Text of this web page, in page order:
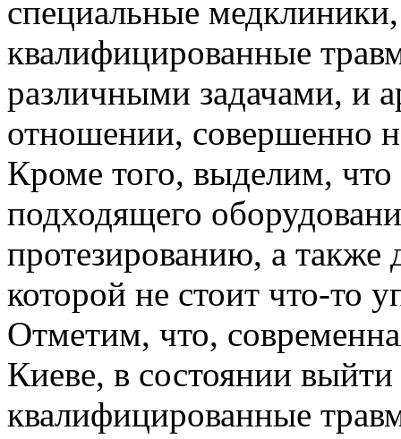
специальные
квалифицированные
различными задачами, и
отношении, совершенно
Кроме того, выделим,
подходящего
протезированию, а также
которой не стоит что-то
Отметим, что,
Киеве, в состоянии
квалифицированные